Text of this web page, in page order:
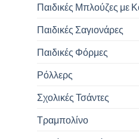
Παιδικές Μπλούζες με
Παιδικές Σαγιονάρες
Παιδικές Φόρμες
Ρόλλερς
Σχολικές Τσάντες
Τραμπολίνο